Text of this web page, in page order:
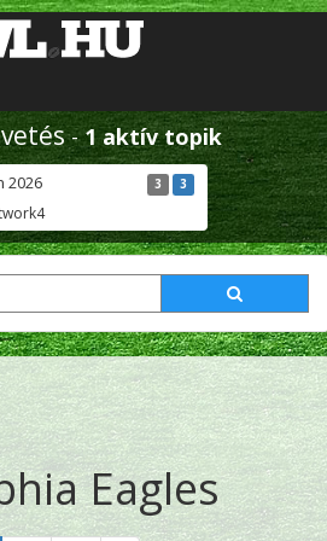
-1 aktív topik
2026 3 3
Eagles